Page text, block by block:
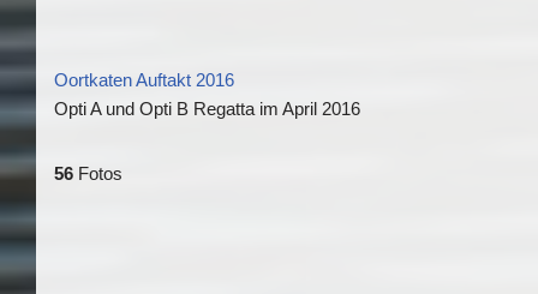
Oortkaten Auftakt 2016
Opti A und Opti B Regatta im April 2016
56 Fotos